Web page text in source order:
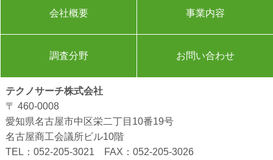
会社概要 事業内容
調査分野 お問い合わせ
テクノサーチ株式会社
〒 460-0008
愛知県名古屋市中区栄二丁目10番19号
名古屋商工会議所ビル10階
TEL： 052-205-3021 FAX：052-205-3026